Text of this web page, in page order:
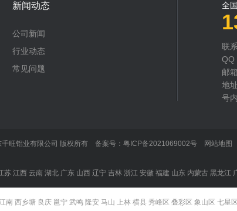
新闻动态
公司新闻
行业动态
常见问题
全
联
QQ
邮
地
号
旺铝业有限公司 版权所有 备案号： 粤ICP备2021069002号 网站地图
苏 江西 云南 湖北 广东 山西 辽宁 吉林 浙江 安徽 福建 山东 内蒙古 黑龙江
南 西乡塘 良庆 邕宁 武鸣 隆安 马山 上林 横县 秀峰区 叠彩区 象山区 七星区